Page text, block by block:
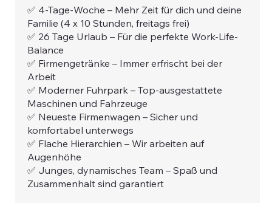
✅ 4-Tage-Woche – Mehr Zeit für dich und deine
Familie (4 x 10 Stunden, freitags frei)
✅ 26 Tage Urlaub – Für die perfekte Work-Life-
Balance
✅ Firmengetränke – Immer erfrischt bei der
Arbeit
✅ Moderner Fuhrpark – Top-ausgestattete
Maschinen und Fahrzeuge
✅ Neueste Firmenwagen – Sicher und
komfortabel unterwegs
✅ Flache Hierarchien – Wir arbeiten auf
Augenhöhe
✅ Junges, dynamisches Team – Spaß und
Zusammenhalt sind garantiert